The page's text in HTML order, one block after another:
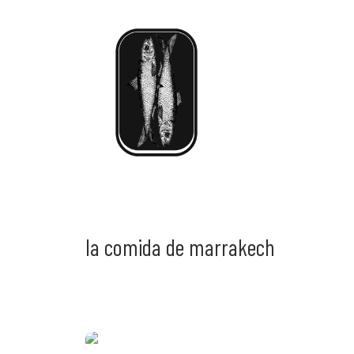
la comida de marrakech